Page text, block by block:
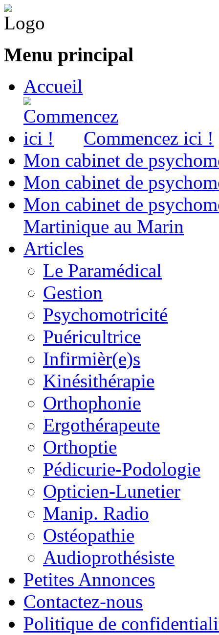
Menu principal
Accueil
Commencez ici !
Mon cabinet de
Mon cabinet de
Mon cabinet de
Martinique au Marin
Articles
Le Paramédical
Gestion
Psychomotricité
Puéricultrice
Infirmièr(e)s
Kinésithérapie
Orthophonie
Ergothérapeute
Orthoptie
Pédicurie-Podologie
Opticien-Lunetier
Manip. Radio
Ostéopathie
Audioprothésiste
Petites Annonces
Contactez-nous
Politique de